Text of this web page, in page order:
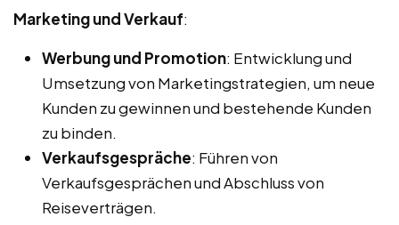
Marketing und Verkauf:
Werbung und Promotion: Entwicklung und
Umsetzung von Marketingstrategien, um neue
Kunden zu gewinnen und bestehende Kunden
zu binden.
Verkaufsgespräche: Führen von
Verkaufsgesprächen und Abschluss von
Reiseverträgen.